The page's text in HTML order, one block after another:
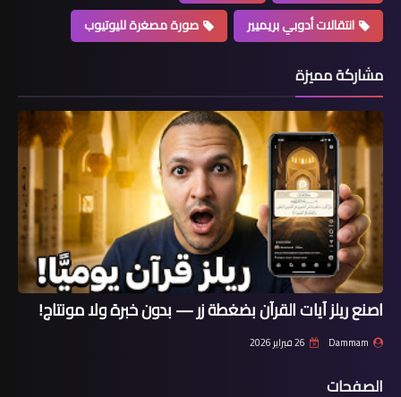
انتقالات أدوبي بريميير
صورة مصغرة لليوتيوب
مشاركة مميزة
اصنع ريلز آيات القرآن بضغطة زر — بدون خبرة ولا مونتاج!
Dammam 26 فبراير 2026
الصفحات